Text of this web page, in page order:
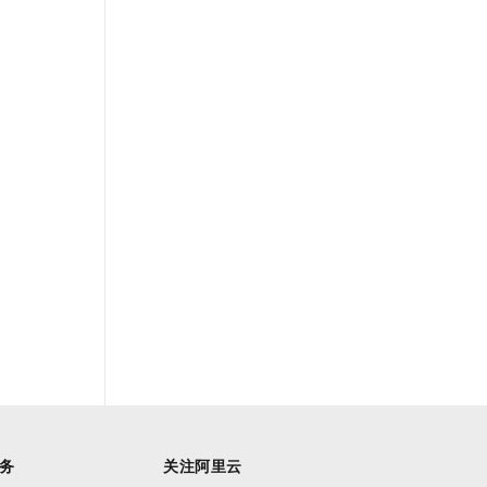
关注阿里云